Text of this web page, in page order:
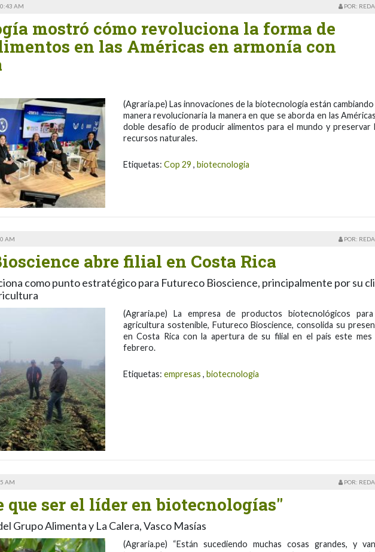
AM POR:
mostró cómo revoluciona la forma de
en las Américas en armonía con
(Agraria.pe) Las innovaciones de la biotecnología están
manera revolucionaria la manera en que se aborda en las
doble desafío de producir alimentos para el mundo y preservar
recursos naturales.
Etiquetas: Cop 29 , biotecnologia
AM POR:
abre filial en Costa Rica
como punto estratégico para Futureco Bioscience, principalmente por su
(Agraria.pe) La empresa de productos biotecnológicos
agricultura sostenible, Futureco Bioscience, consolida su
en Costa Rica con la apertura de su filial en el país este mes
febrero.
Etiquetas: empresas , biotecnologia
AM POR:
que ser el líder en biotecnologías"
Grupo Alimenta y La Calera, Vasco Masías
(Agraria.pe) “Están sucediendo muchas cosas grandes, y